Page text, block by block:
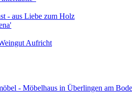
- aus Liebe zum Holz
Aufricht